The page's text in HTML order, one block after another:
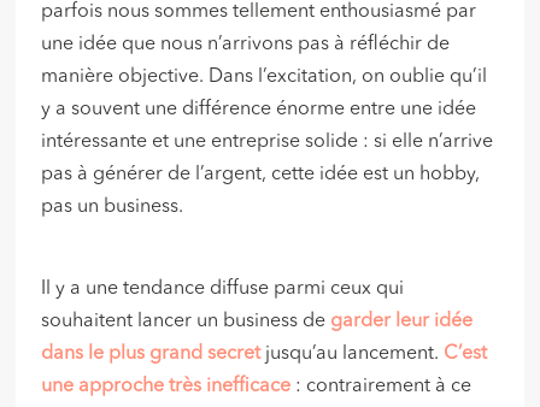
parfois nous sommes tellement enthousiasmé par
une idée que nous n’arrivons pas à réfléchir de
manière objective. Dans l’excitation, on oublie qu’il
y a souvent une différence énorme entre une idée
intéressante et une entreprise solide : si elle n’arrive
pas à générer de l’argent, cette idée est un hobby,
pas un business.
Il y a une tendance diffuse parmi ceux qui
souhaitent lancer un business de garder leur idée
dans le plus grand secretjusqu’au lancement. C’est
une approche très inefficace : contrairement à ce